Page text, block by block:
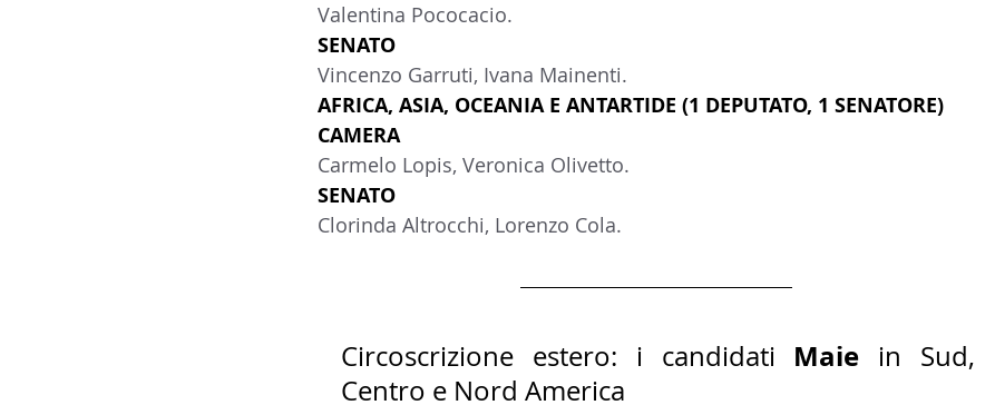
Valentina Pococacio.
SENATO
Vincenzo Garruti, Ivana Mainenti.
AFRICA, ASIA, OCEANIA E ANTARTIDE (1 DEPUTATO, 1 SENATORE)
CAMERA
Carmelo Lopis, Veronica Olivetto.
SENATO
Clorinda Altrocchi, Lorenzo Cola.
Circoscrizione estero: i candidati Maie in Sud,
Centro e Nord America